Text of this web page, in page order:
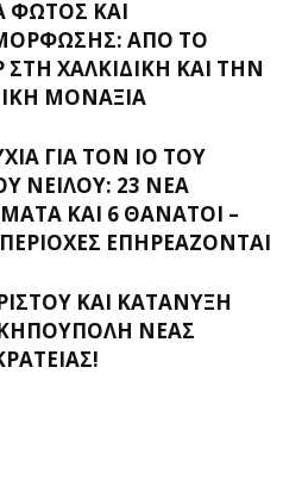
ΦΩΤΌΣ ΚΑΙ
ΑΠΌ ΤΟ
ΧΑΛΚΙΔΙΚΉ ΚΑΙ ΤΗΝ
ΜΟΝΑΞΙΆ
ΓΙΑ ΤΟΝ ΙΌ ΤΟΥ
ΝΕΊΛΟΥ: 23 ΝΈΑ
ΚΑΙ 6 ΘΆΝΑΤΟΙ –
ΕΠΗΡΕΆΖΟΝΤΑΙ
ΚΑΙ ΚΑΤΆΝΥΞΗ
ΝΈΑΣ